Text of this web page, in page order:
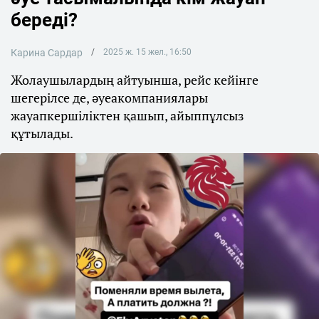
береді?
Карина Сардар 2025 ж. 15 жел., 16:50
Жолаушылардың айтуынша, рейс кейінге
шегерілсе де, әуеакомпаниялары
жауапкершіліктен қашып, айыппұлсыз
құтылады.